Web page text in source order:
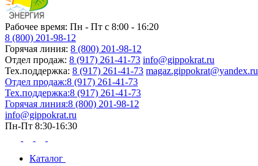
Рабочее время: Пн - Пт с 8:00 - 16:20
8 (800) 201-98-12
Горячая линия: 8 (800) 201-98-12
Отдел продаж: 8 (917) 261-41-73 info@gippokrat.ru
Тех.поддержка: 8 (917) 261-41-73 magaz.gippokrat@yandex.ru
Отдел продаж:8 (917) 261-41-73
Тех.поддержка:8 (917) 261-41-73
Горячая линия:8 (800) 201-98-12
info@gippokrat.ru
Пн-Пт 8:30-16:30
Каталог